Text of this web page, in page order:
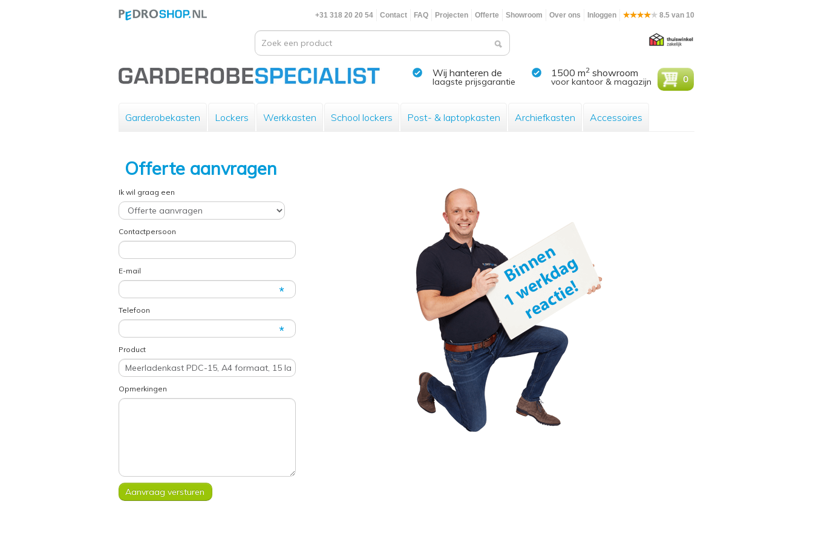
+31 318 20 20 54 Contact FAQ Projecten Offerte Showroom Over ons Inloggen 8.5 van 10
Wij hanteren de
laagste prijsgarantie
1500 m2 showroom
voor kantoor & magazijn 0
Garderobekasten Lockers Werkkasten School lockers Post- & laptopkasten Archiefkasten Accessoires
Offerte aanvragen
Ik wil graag een
Contactpersoon
E-mail
Telefoon
Product
Opmerkingen